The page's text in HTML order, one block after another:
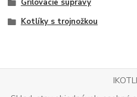
Grilovacie súpravy
Kotlíky s trojnožkou